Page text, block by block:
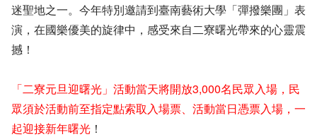
迷聖地之一。今年特別邀請到臺南藝術大學「彈撥樂團」表
演，在國樂優美的旋律中，感受來自二寮曙光帶來的心靈震
撼！
「二寮元旦迎曙光」活動當天將開放3,000名民眾入場，民
眾須於活動前至指定點索取入場票、活動當日憑票入場，一
起迎接新年曙光 ！